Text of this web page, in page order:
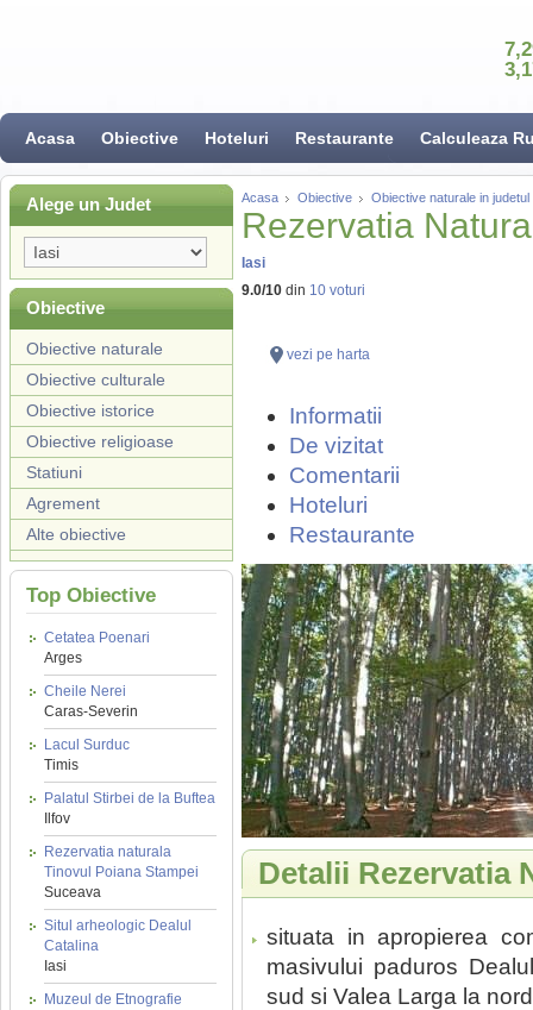
Acasa Obiective Hoteluri Restaurante Calculeaza
Alege un Judet
Obiective
Obiective naturale
Obiective culturale
Obiective istorice
Obiective religioase
Statiuni
Agrement
Alte obiective
Top Obiective
Cetatea Poenari
Arges
Cheile Nerei
Caras-Severin
Lacul Surduc
Timis
Palatul Stirbei de la Buftea
Ilfov
Rezervatia naturala
Tinovul Poiana Stampei
Suceava
Situl arheologic Dealul
Catalina
Iasi
Muzeul de Etnografie
Acasa Obiective Obiective naturale in judetul
Rezervatia
Iasi
9.0/10 din 10 voturi
vezi pe harta
Informatii
De vizitat
Comentarii
Hoteluri
Restaurante
Detalii Rezervatia
situata in apropierea
masivului paduros
sud si Valea Larga la